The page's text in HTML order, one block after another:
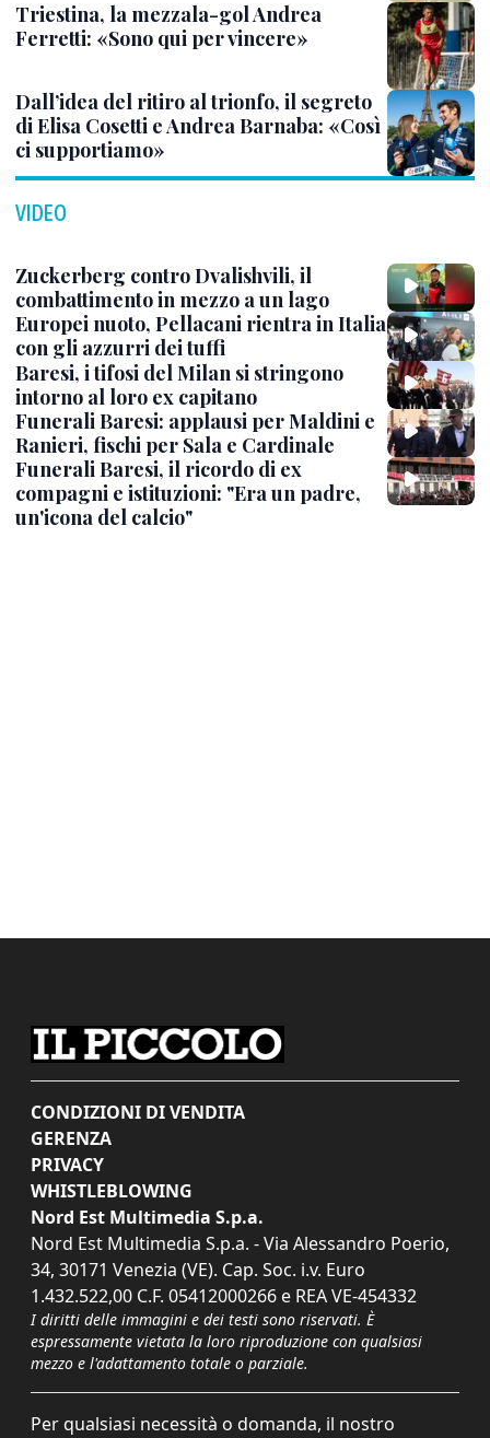
Triestina, la mezzala-gol Andrea
Ferretti: «Sono qui per vincere»
Dall’idea del ritiro al trionfo, il segreto
di Elisa Cosetti e Andrea Barnaba: «Così
ci supportiamo»
VIDEO
Zuckerberg contro Dvalishvili, il
combattimento in mezzo a un lago
Europei nuoto, Pellacani rientra in Italia
con gli azzurri dei tuffi
Baresi, i tifosi del Milan si stringono
intorno al loro ex capitano
Funerali Baresi: applausi per Maldini e
Ranieri, fischi per Sala e Cardinale
Funerali Baresi, il ricordo di ex
compagni e istituzioni: "Era un padre,
un'icona del calcio"
CONDIZIONI DI VENDITA
GERENZA
PRIVACY
WHISTLEBLOWING
Nord Est Multimedia S.p.a.
Nord Est Multimedia S.p.a. - Via Alessandro Poerio,
34, 30171 Venezia (VE). Cap. Soc. i.v. Euro
1.432.522,00 C.F. 05412000266 e REA VE-454332
I diritti delle immagini e dei testi sono riservati. È
espressamente vietata la loro riproduzione con qualsiasi
mezzo e l'adattamento totale o parziale.
Per qualsiasi necessità o domanda, il nostro